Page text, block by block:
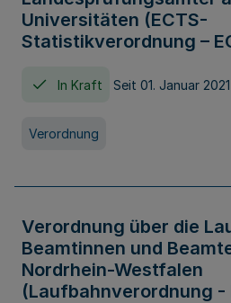
Universitäten (ECTS-
Statistikverordnung –
In Kraft Seit 01. Januar 2021
Verordnung
Verordnung über die
Beamtinnen und
Nordrhein-Westfalen
(Laufbahnverordnung -